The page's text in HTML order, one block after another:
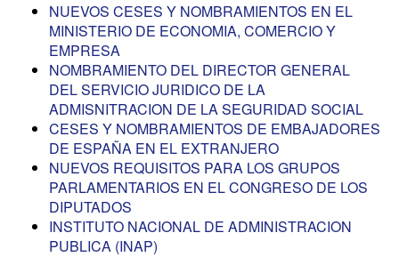
NUEVOS CESES Y NOMBRAMIENTOS EN EL
MINISTERIO DE ECONOMIA, COMERCIO Y
EMPRESA
NOMBRAMIENTO DEL DIRECTOR GENERAL
DEL SERVICIO JURIDICO DE LA
ADMISNITRACION DE LA SEGURIDAD SOCIAL
CESES Y NOMBRAMIENTOS DE EMBAJADORES
DE ESPAÑA EN EL EXTRANJERO
NUEVOS REQUISITOS PARA LOS GRUPOS
PARLAMENTARIOS EN EL CONGRESO DE LOS
DIPUTADOS
INSTITUTO NACIONAL DE ADMINISTRACION
PUBLICA (INAP)